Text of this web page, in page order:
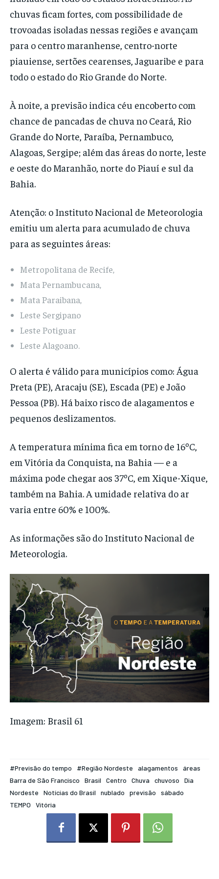
chuvas ficam fortes, com possibilidade de
trovoadas isoladas nessas regiões e avançam
para o centro maranhense, centro-norte
piauiense, sertões cearenses, Jaguaribe e para
todo o estado do Rio Grande do Norte.
À noite, a previsão indica céu encoberto com
chance de pancadas de chuva no Ceará, Rio
Grande do Norte, Paraíba, Pernambuco,
Alagoas, Sergipe; além das áreas do norte, leste
e oeste do Maranhão, norte do Piauí e sul da
Bahia.
Atenção: o Instituto Nacional de Meteorologia
emitiu um alerta para acumulado de chuva
para as seguintes áreas:
Metropolitana de Recife,
Mata Pernambucana,
Mata Paraibana,
Leste Sergipano
Leste Potiguar
Leste Alagoano.
O alerta é válido para municípios como: Água
Preta (PE), Aracaju (SE), Escada (PE) e João
Pessoa (PB). Há baixo risco de alagamentos e
pequenos deslizamentos.
A temperatura mínima fica em torno de 16ºC,
em Vitória da Conquista, na Bahia — e a
máxima pode chegar aos 37ºC, em Xique-Xique,
também na Bahia. A umidade relativa do ar
varia entre 60% e 100%.
As informações são do Instituto Nacional de
Meteorologia.
Imagem: Brasil 61
#Previsão do tempo #Região Nordeste alagamentos
áreas
Barra de São Francisco
Brasil Centro Chuva chuvoso
Dia
Nordeste
Notícias do Brasil nublado previsão
sábado
TEMPO
Vitória